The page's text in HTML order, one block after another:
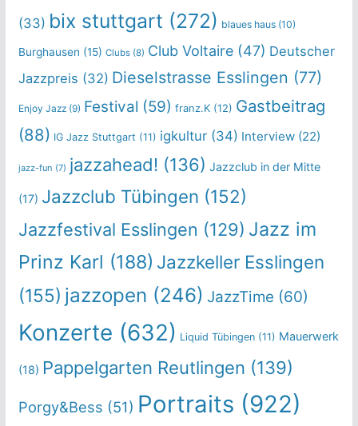
(33) bix stuttgart (272) blaues haus(10)
Burghausen (15) Clubs(8) Club Voltaire(47) Deutscher
Jazzpreis (32) Dieselstrasse Esslingen (77)
Enjoy Jazz(9) Festival (59) franz.K(12) Gastbeitrag
(88) IG Jazz Stuttgart (11) igkultur(34) Interview(22)
jazz-fun (7) jazzahead! (136) Jazzclub in der Mitte
(17) Jazzclub Tübingen (152)
Jazzfestival Esslingen (129) Jazz im
Prinz Karl (188) Jazzkeller Esslingen
(155) jazzopen (246) JazzTime (60)
Konzerte (632) Liquid Tübingen(11) Mauerwerk
(18) Pappelgarten Reutlingen (139)
Porgy&Bess (51) Portraits (922)